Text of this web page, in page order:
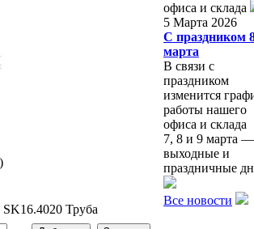
SK16.4020 Труба
офиса и склада
5 Марта 2026
С праздником
марта
В связи с
праздником
изменится
работы нашего
офиса и склада
7, 8 и 9 марта —
выходные и
праздничные
Все новости